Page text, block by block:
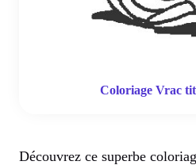
Coloriage Vrac
Découvrez ce superbe